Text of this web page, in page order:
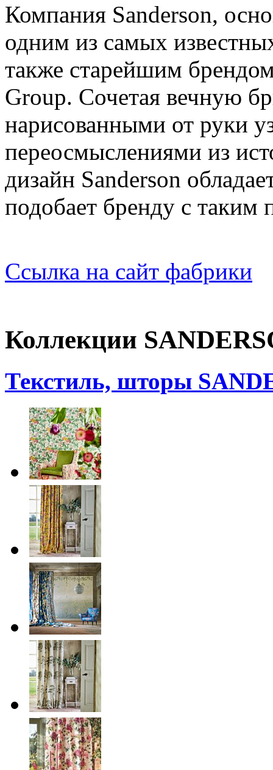
Компания Sanderson,
одним из самых
также старейшим
Group. Сочетая вечную
нарисованными от руки
переосмыслениями из
дизайн Sanderson
подобает бренду с
Ссылка на сайт фабрики
Коллекции
Текстиль, шторы